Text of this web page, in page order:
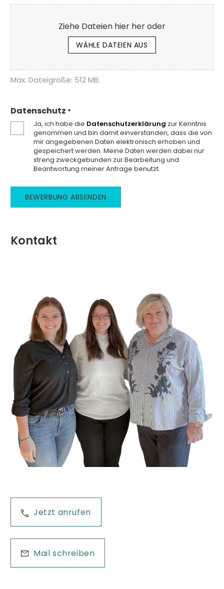
Ziehe Dateien hier her oder
WÄHLE DATEIEN AUS
Max. Dateigröße: 512 MB.
Datenschutz *
Ja, ich habe die Datenschutzerklärung zur Kenntnis
genommen und bin damit einverstanden, dass die von
mir angegebenen Daten elektronisch erhoben und
gespeichert werden. Meine Daten werden dabei nur
streng zweckgebunden zur Bearbeitung und
Beantwortung meiner Anfrage benutzt.
Kontakt
Jetzt anrufen
Mail schreiben